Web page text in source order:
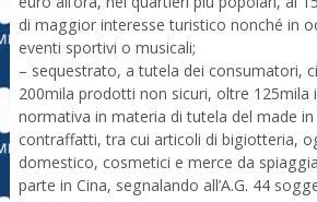
di maggior interesse turistico nonché in
eventi sportivi o musicali;
– sequestrato, a tutela dei consumatori,
200mila prodotti non sicuri, oltre 125mila
normativa in materia di tutela del made
contraffatti, tra cui articoli di bigiotteria,
domestico, cosmetici e merce da
parte in Cina, segnalando all’A.G. 44